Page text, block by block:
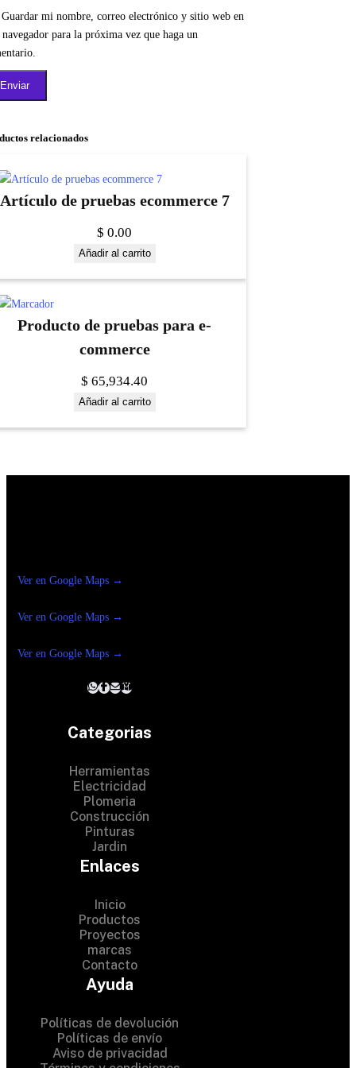
Guardar mi nombre, correo electrónico y sitio web en
navegador para la próxima vez que haga un
relacionados
Artículo de pruebas ecommerce 7
$ 0.00
Añadir al carrito
Producto de pruebas para e-
commerce
$ 65,934.40
Añadir al carrito
Ver en Google Maps →
Ver en Google Maps →
Ver en Google Maps →
Categorias
Herramientas
Electricidad
Plomeria
Construcción
Pinturas
Jardin
Enlaces
Inicio
Productos
Proyectos
marcas
Contacto
Ayuda
Políticas de devolución
Políticas de envío
Aviso de privacidad